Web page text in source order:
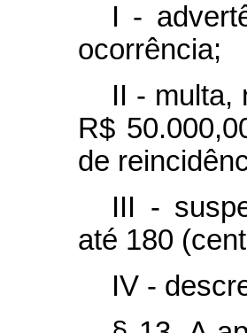
I -
ocorrência;
II - multa,
R$
de
III -
até 180
IV -